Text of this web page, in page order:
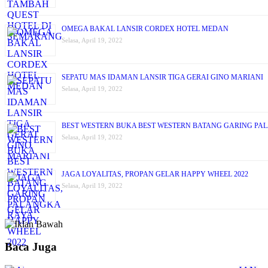
OMEGA BAKAL LANSIR CORDEX HOTEL MEDAN
Selasa, April 19, 2022
SEPATU MAS IDAMAN LANSIR TIGA GERAI GINO MARIANI
Selasa, April 19, 2022
BEST WESTERN BUKA BEST WESTERN BATANG GARING
Selasa, April 19, 2022
JAGA LOYALITAS, PROPAN GELAR HAPPY WHEEL 2022
Selasa, April 19, 2022
Baca Juga